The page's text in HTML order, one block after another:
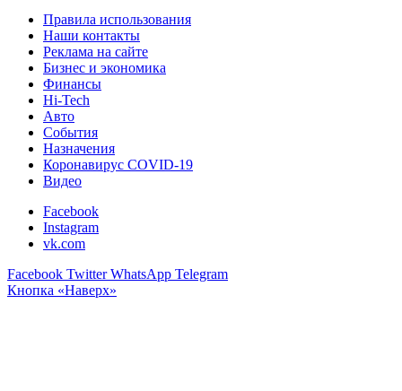
Правила использования
Наши контакты
Реклама на сайте
Бизнес и экономика
Финансы
Hi-Tech
Авто
События
Назначения
Коронавирус COVID-19
Видео
Facebook
Instagram
vk.com
Facebook Twitter WhatsApp Telegram
Кнопка «Наверх»